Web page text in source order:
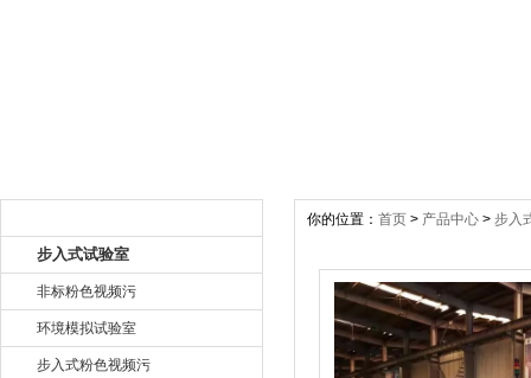
步入式试验室
非标粉色视频污
环境模拟试验室
步入式粉色视频污
你的位置： 首页 > 产品中心 > 步入